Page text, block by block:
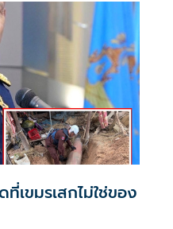
เขมรเสกไม่ใช่ของ